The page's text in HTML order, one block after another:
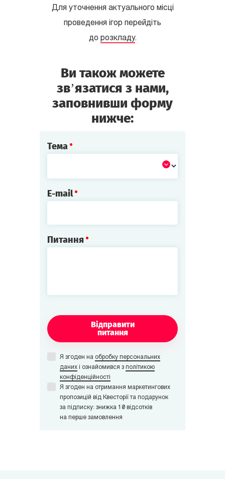
Для уточнення актуального місці
проведення ігор перейдіть
до розкладу.
Ви також можете
зв’язатися з нами,
заповнивши форму
нижче:
Тема
E-mail
Питання
Відправити
питання
Я згоден на обробку персональних
даних i ознайомився з політикою
конфіденційності
Я згоден на отримання маркетингових
пропозицій від Квесторії та подарунок
за підписку: знижка 10 відсотків
на перше замовлення